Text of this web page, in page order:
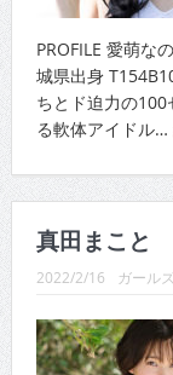
PROFILE 愛萌
城県出身
ちとド迫力の100
る軟体アイドル…
2022/2/16 ガール